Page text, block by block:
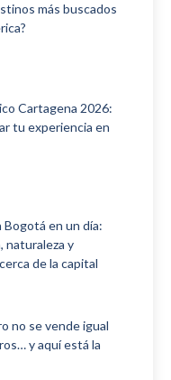
más buscados
Cartagena 2026:
tu experiencia en
Bogotá en un día:
naturaleza y
de la capital
no se vende igual
y aquí está la